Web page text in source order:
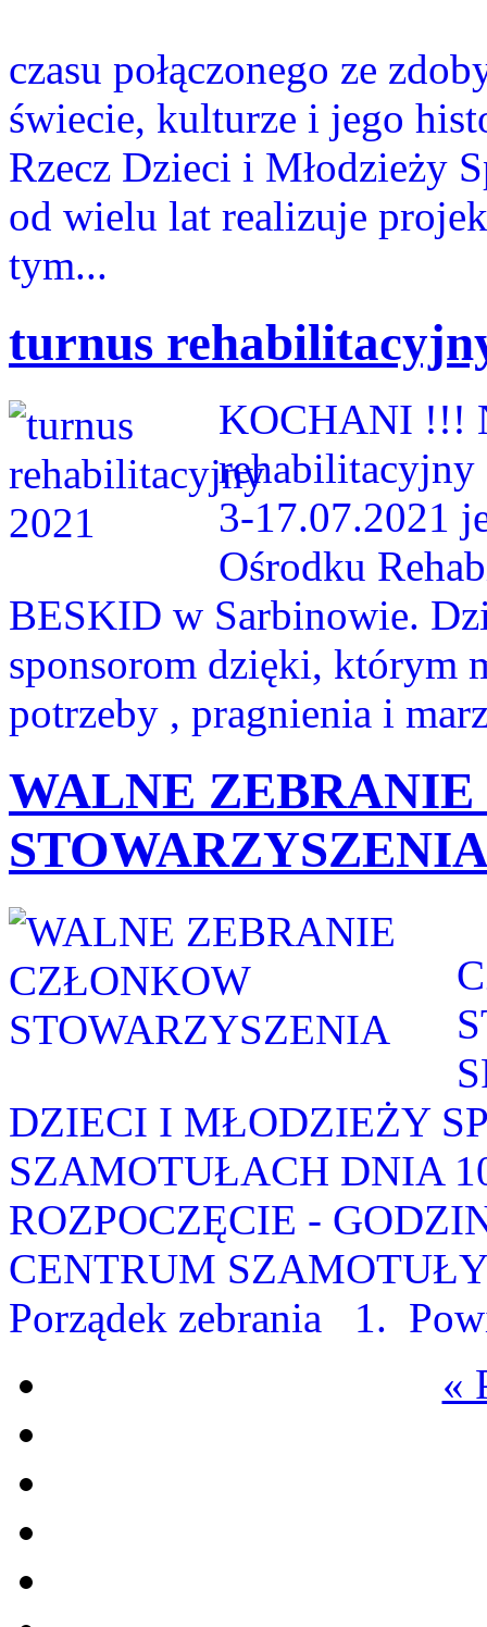
czasu połączonego ze
świecie, kulturze i jego
Rzecz Dzieci i Młodzieży
od wielu lat realizuje
tym...
turnus
KOCHANI !!!
3-17.07.2021
Ośrodku
BESKID w Sarbinowie.
sponsorom dzięki, którym
potrzeby , pragnienia i
WALNE
DZIECI I MŁODZIEŻY
SZAMOTUŁACH DNIA
ROZPOCZĘCIE -
CENTRUM
Porządek zebrania 1.
«